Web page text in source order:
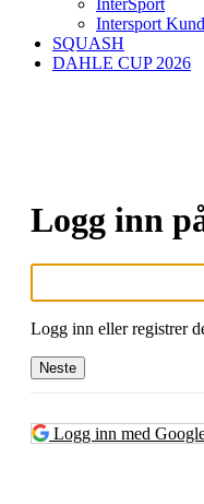
InterSport
Intersport
SQUASH
DAHLE CUP 2026
Logg inn
Logg inn eller registrer
Neste
Logg inn med